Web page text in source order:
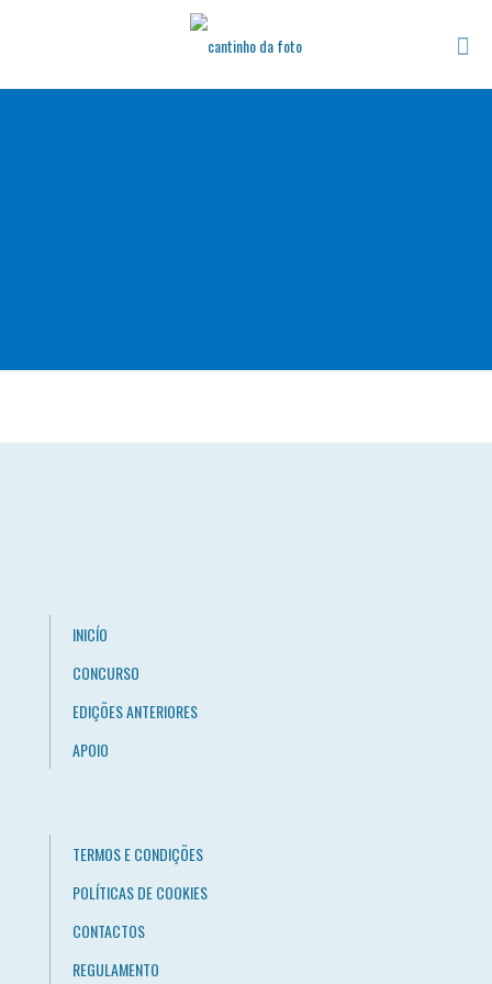
INICÍO
CONCURSO
EDIÇÕES ANTERIORES
APOIO
TERMOS E CONDIÇÕES
POLÍTICAS DE COOKIES
CONTACTOS
REGULAMENTO